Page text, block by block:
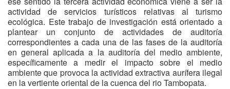
actividad de servicios turísticos relativas al turismo
ecológica. Este trabajo de investigación está orientado a
plantear un conjunto de actividades de auditoría
correspondientes a cada una de las fases de la auditoría
en general aplicada a la auditoría del medio ambiente,
específicamente a medir el impacto sobre el medio
ambiente que provoca la actividad extractiva aurífera ilegal
en la vertiente oriental de la cuenca del rio Tambopata.